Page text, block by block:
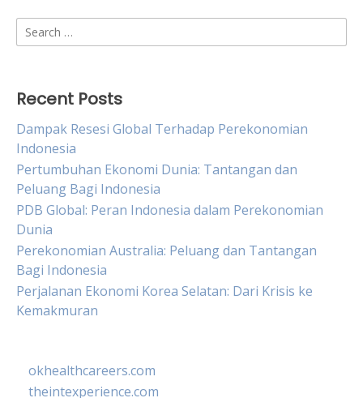
Search
for:
Recent Posts
Dampak Resesi Global Terhadap Perekonomian
Indonesia
Pertumbuhan Ekonomi Dunia: Tantangan dan
Peluang Bagi Indonesia
PDB Global: Peran Indonesia dalam Perekonomian
Dunia
Perekonomian Australia: Peluang dan Tantangan
Bagi Indonesia
Perjalanan Ekonomi Korea Selatan: Dari Krisis ke
Kemakmuran
okhealthcareers.com
theintexperience.com